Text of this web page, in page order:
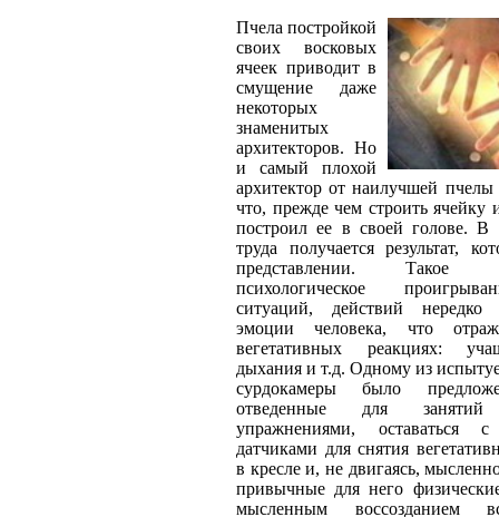
Пчела постройкой
своих восковых
ячеек приводит в
смущение даже
некоторых
знаменитых
архитекторов. Но
и самый плохой
архитектор от наилучшей пчелы
что, прежде чем строить ячейку
построил ее в своей голове. В
труда получается результат,
представлении. Такое
психологическое
ситуаций, действий нередко
эмоции человека, что
вегетативных реакциях:
дыхания и т.д. Одному из
сурдокамеры было
отведенные для занятий
упражнениями, оставаться
датчиками для снятия
в кресле и, не двигаясь,
привычные для него
мысленным воссозданием